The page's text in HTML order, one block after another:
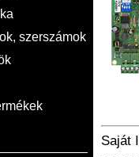
szerszámok
Saját